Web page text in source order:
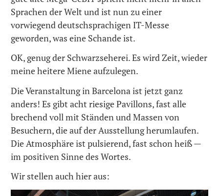
Sprachen der Welt und ist nun zu einer
vorwiegend deutschsprachigen IT-Messe
geworden, was eine Schande ist.
OK, genug der Schwarzseherei. Es wird Zeit, wieder
meine heitere Miene aufzulegen.
Die Veranstaltung in Barcelona ist jetzt ganz
anders! Es gibt acht riesige Pavillons, fast alle
brechend voll mit Ständen und Massen von
Besuchern, die auf der Ausstellung herumlaufen.
Die Atmosphäre ist pulsierend, fast schon heiß —
im positiven Sinne des Wortes.
Wir stellen auch hier aus: